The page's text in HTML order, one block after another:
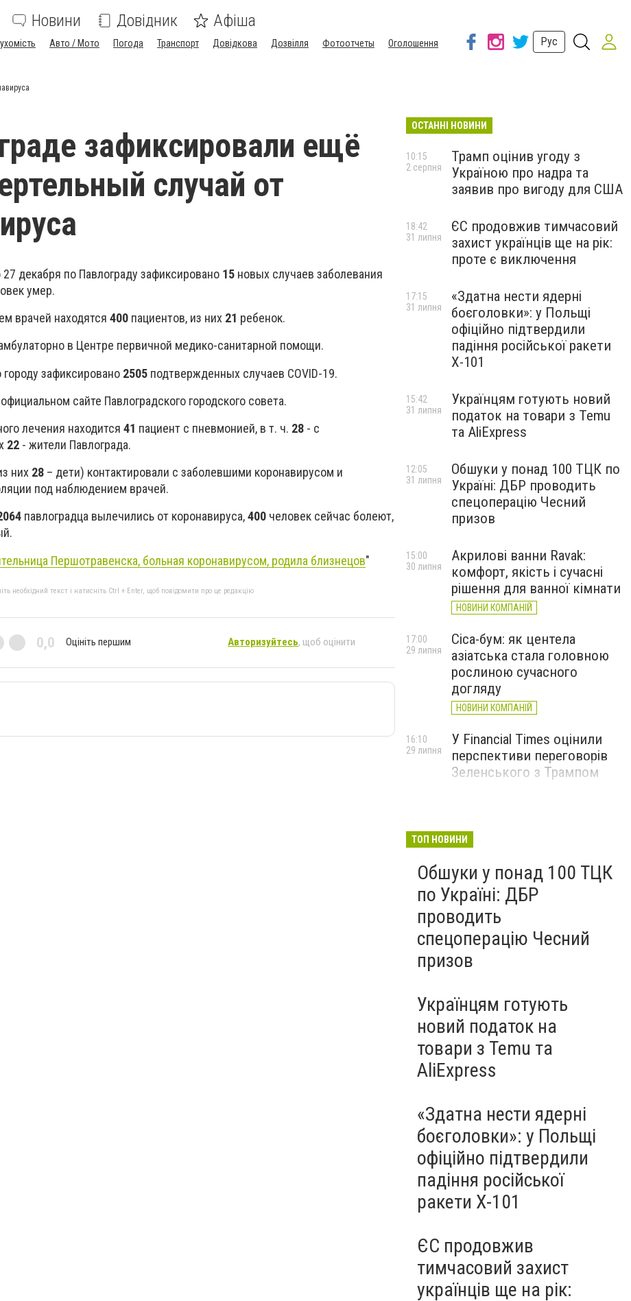
Новини Довідник Афіша
Авто / Мото Погода Транспорт Довідкова Дозвілля Фотоотчеты
Оголошення
Рус
зафиксировали ещё
случай от
декабря по Павлограду зафиксировано 15 новых случаев заболевания
умер.
врачей находятся 400 пациентов, из них 21 ребенок.
в Центре первичной медико-санитарной помощи.
зафиксировано 2505 подтвержденных случаев COVID-19.
сайте Павлоградского городского совета.
лечения находится 41 пациент с пневмонией, в т. ч. 28 - с
22 - жители Павлограда.
них 28 – дети) контактировали с заболевшими коронавирусом и
под наблюдением врачей.
павлоградца вылечились от коронавируса,400 человек сейчас болеют,
Першотравенска, больная коронавирусом, родила близнецов"
необхідний текст і натисніть Ctrl + Enter, щоб повідомити про це редакцію
0,0 Оцініть першим Авторизуйтесь, щоб оцінити
ОСТАННІ НОВИНИ
Трамп оцінив угоду з
Україною про надра та
заявив про вигоду для США
10:15
2 серпня
ЄС продовжив тимчасовий
захист українців ще на рік:
проте є виключення
18:42
31 липня
«Здатна нести ядерні
боєголовки»: у Польщі
офіційно підтвердили
падіння російської ракети
Х-101
17:15
31 липня
Українцям готують новий
податок на товари з Temu
та AliExpress
15:42
31 липня
Обшуки у понад 100 ТЦК по
Україні: ДБР проводить
спецоперацію Чесний
призов
12:05
31 липня
Акрилові ванни Ravak:
комфорт, якість і сучасні
рішення для ванної кімнати
НОВИНИ КОМПАНІЙ
15:00
30 липня
Cica-бум: як центела
азіатська стала головною
рослиною сучасного
догляду
НОВИНИ КОМПАНІЙ
17:00
29 липня
У Financial Times оцінили
перспективи переговорів
Зеленського з Трампом
16:10
29 липня
ТОП НОВИНИ
Обшуки у понад 100 ТЦК
по Україні: ДБР
проводить
спецоперацію Чесний
призов
Українцям готують
новий податок на
товари з Temu та
AliExpress
«Здатна нести ядерні
боєголовки»: у Польщі
офіційно підтвердили
падіння російської
ракети Х-101
ЄС продовжив
тимчасовий захист
українців ще на рік: